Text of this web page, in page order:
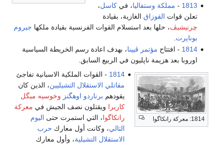
1813
- مملكة وستفاليا، فيكاسل،
تعلن قوات القوزاق الغازية، بقيادة
چرنيشيڤ، حلها بعد استسلام القوات الفرنسية بقيادة ملكها جيروم
بوناپرت
1814 - افتتاح مؤتمر ڤيينا، بهدف اعادة رسم الخريطة السياسية
اوروبا بعد هزيمة ناپليون في الربيع السابق.
1814: معركة رانكاگوا
1814 - القوات الملكية الاسبانية تفاجئ
مقاتلي الاستقلال التشيليين، الذين كان
يقودهم برناردو اوهگنز وخوسيه ميگل
كاريرا ويقتلون نصف الجيش في معركة
رانكاگوا، التي استمرت حتى اليوم
التالي، وكانت أول معارك حرب
الاستقلال التشيلية، وأول معارك